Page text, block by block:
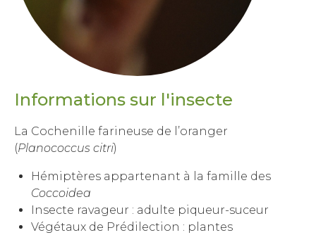
Informations sur l'insecte
La Cochenille farineuse de l’oranger
(Planococcus citri)
Hémiptères appartenant à la famille des
Coccoidea
Insecte ravageur : adulte piqueur-suceur
Végétaux de Prédilection : plantes